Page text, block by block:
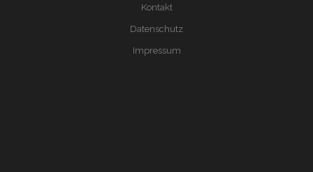
Kontakt
Datenschutz
Impressum